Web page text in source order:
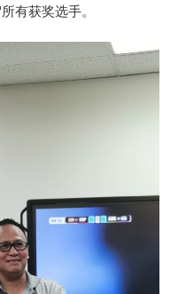
有获奖选手。